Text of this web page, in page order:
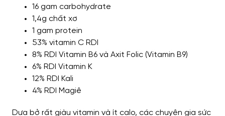
16 gam carbohydrate
1,4g chất xơ
1 gam protein
53% vitamin C RDI
8% RDI Vitamin B6 và Axit Folic (Vitamin B9)
6% RDI Vitamin K
12% RDI Kali
4% RDI Magiê
Dưa bở rất giàu vitamin và ít calo, các chuyên gia sức